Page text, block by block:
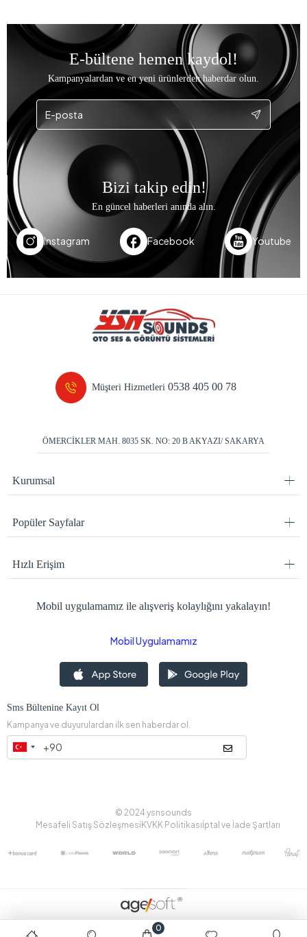
E-bültene hemen kaydol!
Kampanyalardan ve en yeni ürünlerden haberdar olun.
Bizi takip edin!
En güncel haberleri anında alın.
Instagram Facebook Youtube
Müşteri Hizmetleri0538 405 00 78
ÖMERCİKLER MAH. 8035 SK. NO: 20 B AKYAZI/ SAKARYA
Kurumsal
Popüler Sayfalar
Hızlı Erişim
Mobil uygulamamız ile alışveriş kolaylığını yakalayın!
Mobil Uygulamamız
Sms Bültenine Kayıt Ol
Kampanya ve duyurulardan ilk sen haberdar ol.
© 2024 ysnsounds
Mesafeli Satış Sözleşmesi KVKK Politikasıİptal ve İade Şartları
0